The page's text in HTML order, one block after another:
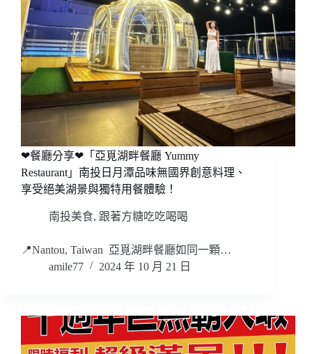
❤餐廳分享❤「亞覓湖畔餐廳 Yummy
Restaurant」南投日月潭品味無國界創意料理、
享受絕美湖景與獨特用餐體驗！
南投美食, 跟著方糖吃吃喝喝
📍Nantou, Taiwan 亞覓湖畔餐廳如同一顆…
amile77
2024 年 10 月 21 日